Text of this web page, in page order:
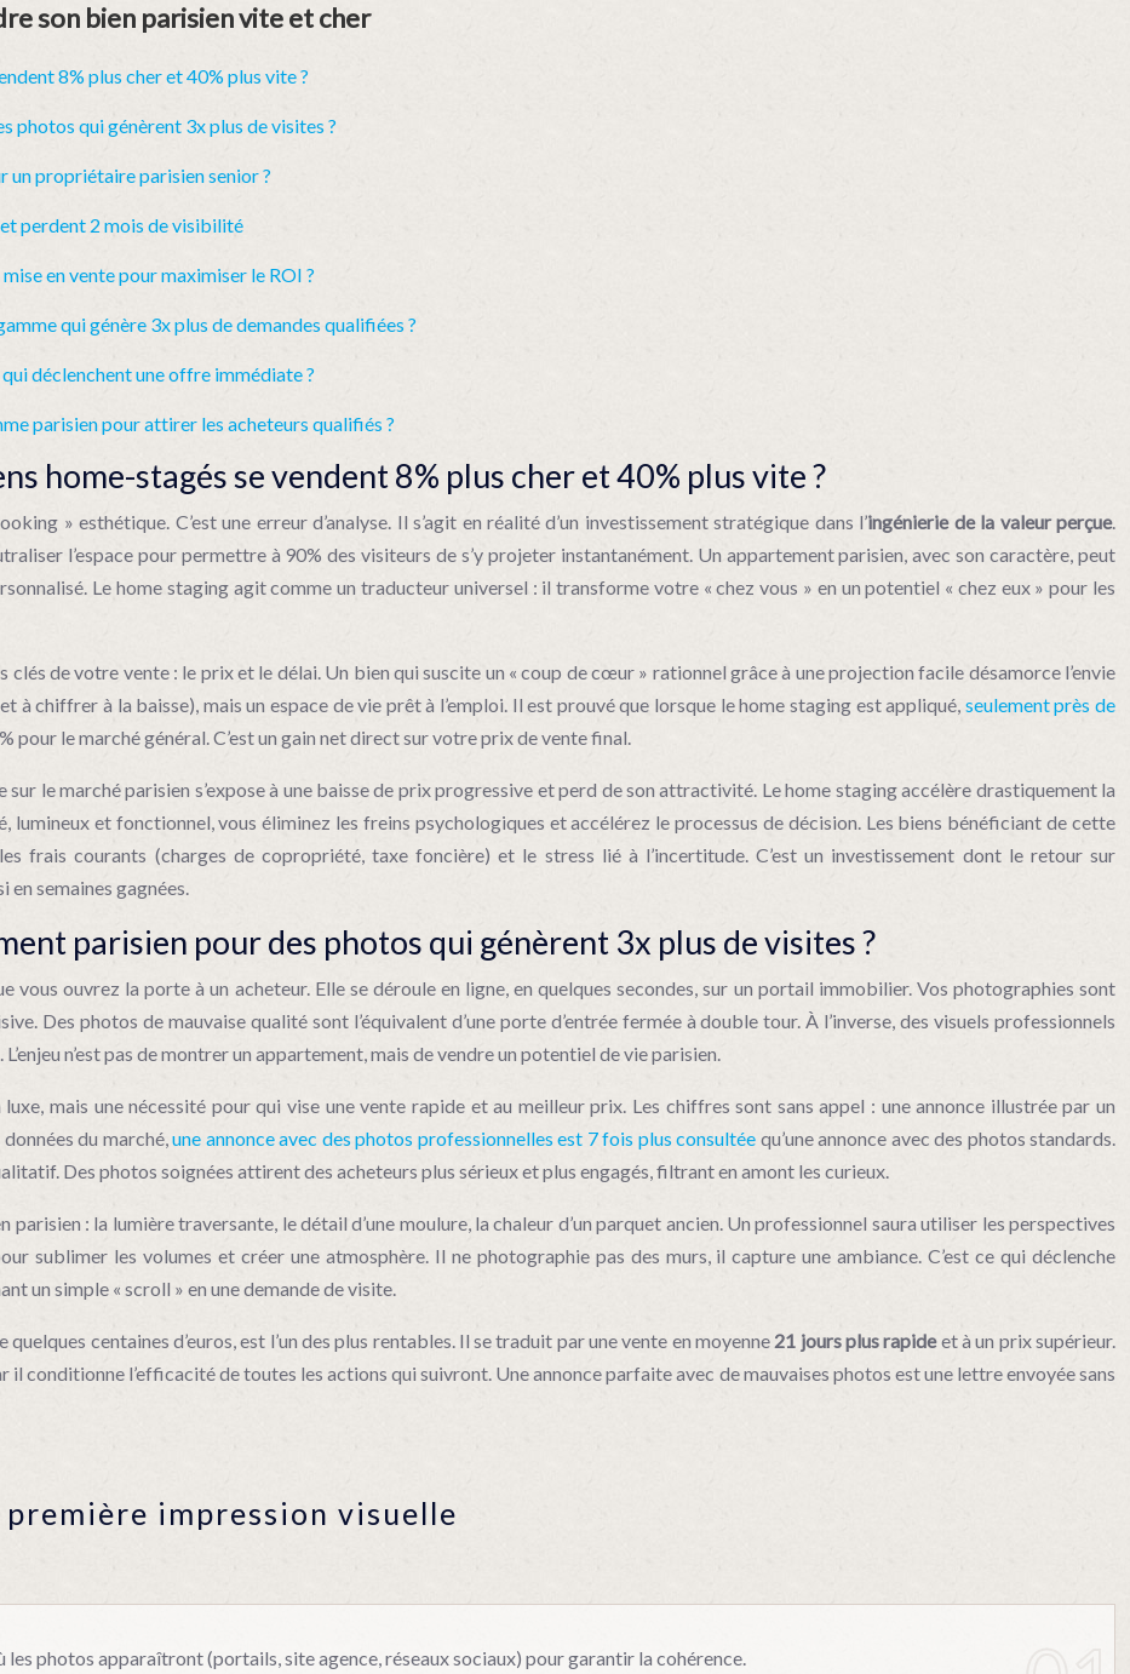
son bien parisien vite et cher
8% plus cher et 40% plus vite ?
photos qui génèrent 3x plus de visites ?
un propriétaire parisien senior ?
et perdent 2 mois de visibilité
en vente pour maximiser le ROI ?
qui génère 3x plus de demandes qualifiées ?
déclenchent une offre immédiate ?
parisien pour attirer les acheteurs qualifiés ?
home-stagés se vendent 8% plus cher et 40% plus vite ?
» esthétique. C’est une erreur d’analyse. Il s’agit en réalité d’un investissement stratégique dans l’ingénierie de la valeur perçue.
l’espace pour permettre à 90% des visiteurs de s’y projeter instantanément. Un appartement parisien, avec son caractère, peut
Le home staging agit comme un traducteur universel : il transforme votre « chez vous » en un potentiel « chez eux » pour les
de votre vente : le prix et le délai. Un bien qui suscite un « coup de cœur » rationnel grâce à une projection facile désamorce l’envie
à chiffrer à la baisse), mais un espace de vie prêt à l’emploi. Il est prouvé que lorsque le home staging est appliqué, seulement près de
pour le marché général. C’est un gain net direct sur votre prix de vente final.
sur le marché parisien s’expose à une baisse de prix progressive et perd de son attractivité. Le home staging accélère drastiquement la
lumineux et fonctionnel, vous éliminez les freins psychologiques et accélérez le processus de décision. Les biens bénéficiant de cette
frais courants (charges de copropriété, taxe foncière) et le stress lié à l’incertitude. C’est un investissement dont le retour sur
en semaines gagnées.
parisien pour des photos qui génèrent 3x plus de visites ?
vous ouvrez la porte à un acheteur. Elle se déroule en ligne, en quelques secondes, sur un portail immobilier. Vos photographies sont
Des photos de mauvaise qualité sont l’équivalent d’une porte d’entrée fermée à double tour. À l’inverse, des visuels professionnels
n’est pas de montrer un appartement, mais de vendre un potentiel de vie parisien.
mais une nécessité pour qui vise une vente rapide et au meilleur prix. Les chiffres sont sans appel : une annonce illustrée par un
du marché,une annonce avec des photos professionnelles est 7 fois plus consultée qu’une annonce avec des photos standards.
Des photos soignées attirent des acheteurs plus sérieux et plus engagés, filtrant en amont les curieux.
parisien : la lumière traversante, le détail d’une moulure, la chaleur d’un parquet ancien. Un professionnel saura utiliser les perspectives
sublimer les volumes et créer une atmosphère. Il ne photographie pas des murs, il capture une ambiance. C’est ce qui déclenche
un simple « scroll » en une demande de visite.
centaines d’euros, est l’un des plus rentables. Il se traduit par une vente en moyenne 21 jours plus rapideet à un prix supérieur.
conditionne l’efficacité de toutes les actions qui suivront. Une annonce parfaite avec de mauvaises photos est une lettre envoyée sans
impression visuelle
photos apparaîtront (portails, site agence, réseaux sociaux) pour garantir la cohérence.